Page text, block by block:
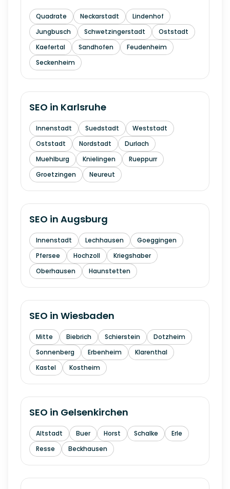
Quadrate Neckarstadt
Lindenhof
Jungbusch
Schwetzingerstadt
Oststadt
Kaefertal
Sandhofen
Feudenheim
Seckenheim
SEO in Karlsruhe
Innenstadt Suedstadt
Weststadt
Oststadt
Nordstadt
Durlach
Muehlburg
Knielingen
Rueppurr
Groetzingen
Neureut
SEO in Augsburg
Innenstadt Lechhausen
Goeggingen
Pfersee
Hochzoll
Kriegshaber
Oberhausen
Haunstetten
SEO in Wiesbaden
Mitte Biebrich Schierstein
Dotzheim
Sonnenberg
Erbenheim
Klarenthal
Kastel
Kostheim
SEO in Gelsenkirchen
Altstadt Buer Horst Schalke
Erle
Resse
Beckhausen